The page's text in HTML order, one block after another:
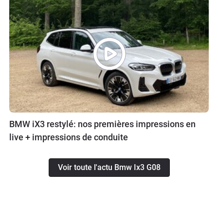
BMW iX3 restylé: nos premières impressions en
live + impressions de conduite
Voir toute l'actu Bmw Ix3 G08